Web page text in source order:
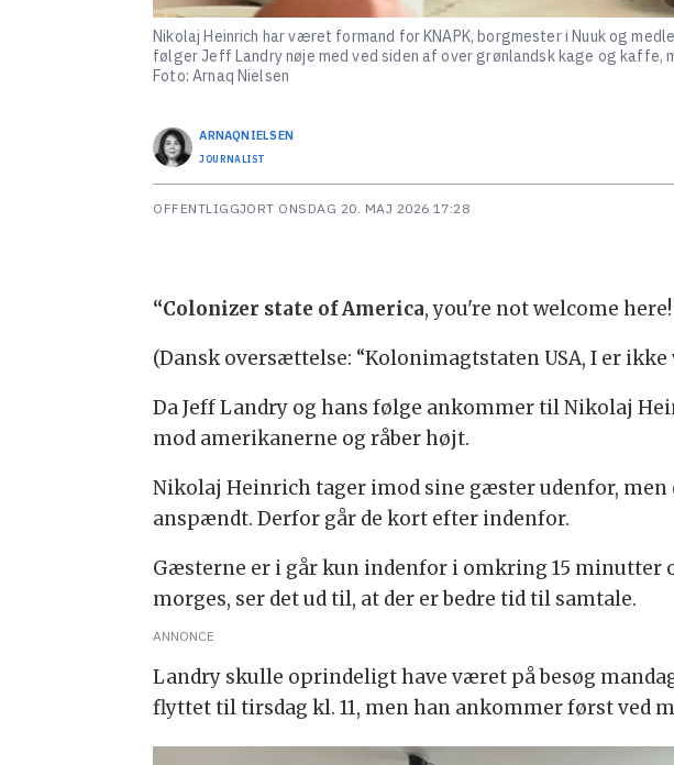
Nikolaj Heinrich har været formand for KNAPK, borgmester i Nuuk og
følger Jeff Landry nøje med ved siden af over grønlandsk kage og kaffe,
Foto: Arnaq Nielsen
ARNAQNIELSEN
JOURNALIST
OFFENTLIGGJORT ONSDAG 20. MAJ 2026 17:28
“Colonizer state of America, you're not welcome
(Dansk oversættelse: “Kolonimagtstaten USA, I er
Da Jeff Landry og hans følge ankommer til Nikolaj
mod amerikanerne og råber højt.
Nikolaj Heinrich tager imod sine gæster udenfor,
anspændt. Derfor går de kort efter indenfor.
Gæsterne er i går kun indenfor i omkring 15 minutter
morges, ser det ud til, at der er bedre tid til samtale.
ANNONCE
Landry skulle oprindeligt have været på besøg
flyttet til tirsdag kl. 11, men han ankommer først ved